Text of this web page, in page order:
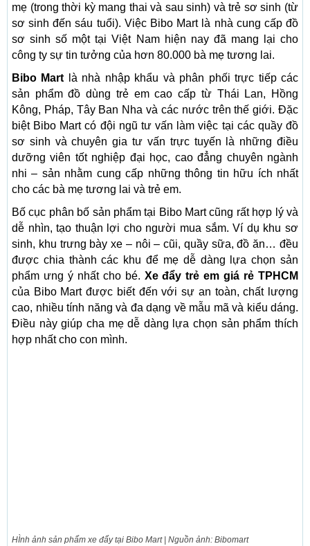
mẹ (trong thời kỳ mang thai và sau sinh) và trẻ sơ sinh (từ
sơ sinh đến sáu tuổi). Việc Bibo Mart là nhà cung cấp đồ
sơ sinh số một tại Việt Nam hiện nay đã mang lại cho
công ty sự tin tưởng của hơn 80.000 bà mẹ tương lai.
Bibo Mart là nhà nhập khẩu và phân phối trực tiếp các
sản phẩm đồ dùng trẻ em cao cấp từ Thái Lan, Hồng
Kông, Pháp, Tây Ban Nha và các nước trên thế giới. Đặc
biệt Bibo Mart có đội ngũ tư vấn làm việc tại các quầy đồ
sơ sinh và chuyên gia tư vấn trực tuyến là những điều
dưỡng viên tốt nghiệp đại học, cao đẳng chuyên ngành
nhi – sản nhằm cung cấp những thông tin hữu ích nhất
cho các bà mẹ tương lai và trẻ em.
Bố cục phân bố sản phẩm tại Bibo Mart cũng rất hợp lý và
dễ nhìn, tạo thuận lợi cho người mua sắm. Ví dụ khu sơ
sinh, khu trưng bày xe – nôi – cũi, quầy sữa, đồ ăn… đều
được chia thành các khu để mẹ dễ dàng lựa chọn sản
phẩm ưng ý nhất cho bé. Xe đẩy trẻ em giá rẻ TPHCM
của Bibo Mart được biết đến với sự an toàn, chất lượng
cao, nhiều tính năng và đa dạng về mẫu mã và kiểu dáng.
Điều này giúp cha mẹ dễ dàng lựa chọn sản phẩm thích
hợp nhất cho con mình.
HÌnh ảnh sản phẩm xe đẩy tại Bibo Mart | Nguồn ảnh: Bibomart